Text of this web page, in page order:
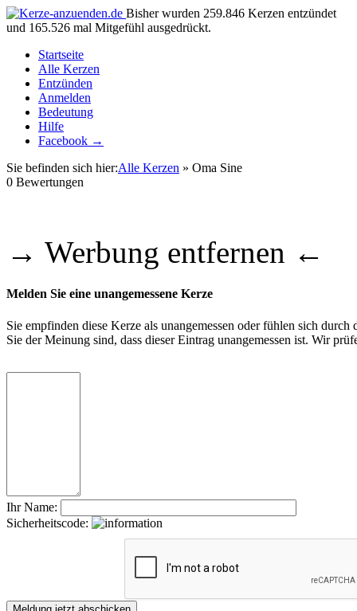
Bisher wurden 259.846 Kerzen entzündet
und 165.526 mal Mitgefühl ausgedrückt.
Startseite
Alle Kerzen
Entzünden
Anmelden
Bedeutung
Hilfe
Facebook →
Sie befinden sich hier:Alle Kerzen » Oma Sine
0 Bewertungen
→ Werbung entfernen ←
Melden Sie eine unangemessene Kerze
Sie empfinden diese Kerze als unangemessen oder fühlen sich
Sie der Meinung sind, dass dieser Eintrag unangemessen ist. Wir
Ihr Name:
Sicherheitscode: